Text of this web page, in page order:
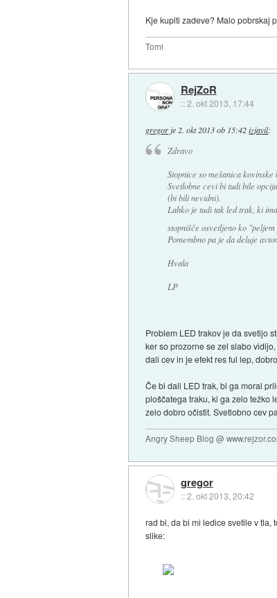
Kje kupiti zadeve? Malo pobrskaj
Tomi
RejZoR
::2. okt 2013, 17:44
gregor je 2. okt 2013 ob 15:42 izjavil:
Zdravo
Stopnice so mešanica
Svetlobne cevi bi tudi bile
(bi bili nevidni).
Lahko je tudi tak led trak, ki
stopnišče osvetljeno ko
Pomembno pa je da deluje
Hvala
LP
Problem LED trakov je da svetijo
ker so prozorne se zel slabo
dali cev in je efekt res ful lep,
Če bi dali LED trak, bi ga moral
ploščatega traku, ki ga zelo težko
zelo dobro očistit. Svetlobno cev
Angry Sheep Blog @
gregor
::2. okt 2013, 20:42
rad bi, da bi mi ledice svetile v tla,
slike: